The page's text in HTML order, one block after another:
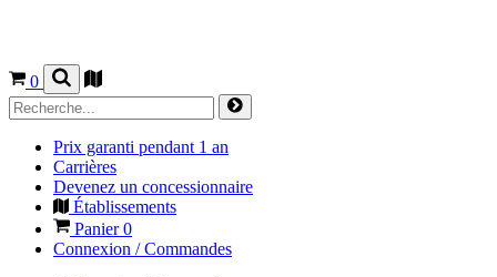
0
Prix garanti pendant 1 an
Carrières
Devenez un concessionnaire
Établissements
Panier0
Connexion / Commandes